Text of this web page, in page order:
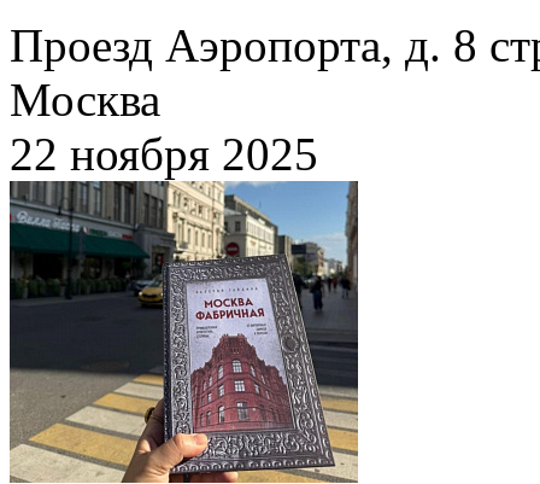
Проезд Аэропорта, д. 8
Москва
22 ноября 2025